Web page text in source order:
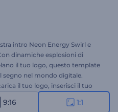
intro Neon Energy Swirl e
dinamiche esplosioni di
il tuo logo, questo template
segno nel mondo digitale.
il tuo logo, inserisci il tuo
dalla nostra vasta libreria
o chiunque voglia creare
9:16 1:1